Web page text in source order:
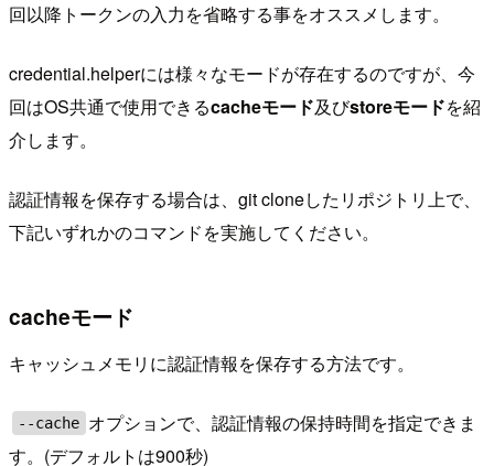
回以降トークンの入力を省略する事をオススメします。
credential.helperには様々なモードが存在するのですが、今
回はOS共通で使用できるcacheモード及びstoreモードを紹
介します。
認証情報を保存する場合は、git cloneしたリポジトリ上で、
下記いずれかのコマンドを実施してください。
cacheモード
キャッシュメモリに認証情報を保存する方法です。
--cache オプションで、認証情報の保持時間を指定できま
す。(デフォルトは900秒)